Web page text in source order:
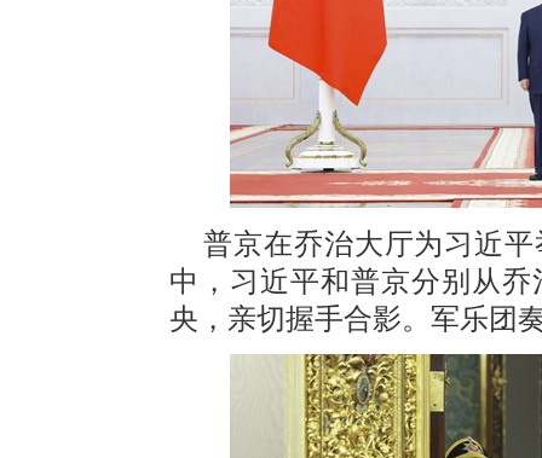
普京在乔治大厅为习近
中，习近平和普京分别从
央，亲切握手合影。军乐团